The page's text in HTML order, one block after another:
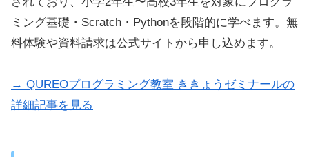
ミング基礎・Scratch・Pythonを段階的に学べます。無
料体験や資料請求は公式サイトから申し込めます。
→ QUREOプログラミング教室 ききょうゼミナールの
詳細記事を見る